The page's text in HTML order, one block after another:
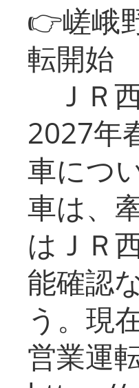
👉嵯峨
転開始
ＪＲ
2027年
車につ
車は、
はＪＲ
能確認
う。現
営業運